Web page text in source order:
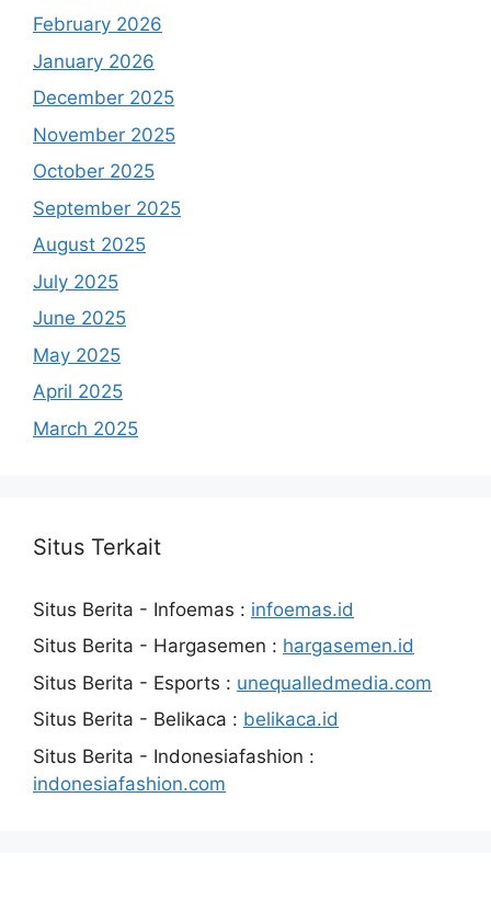
February 2026
January 2026
December 2025
November 2025
October 2025
September 2025
August 2025
July 2025
June 2025
May 2025
April 2025
March 2025
Situs Terkait
Situs Berita - Infoemas : infoemas.id
Situs Berita - Hargasemen : hargasemen.id
Situs Berita - Esports : unequalledmedia.com
Situs Berita - Belikaca : belikaca.id
Situs Berita - Indonesiafashion :
indonesiafashion.com